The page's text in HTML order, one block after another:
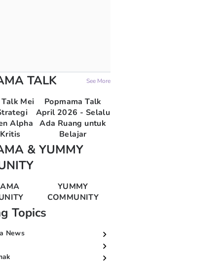
TALK See More
Mei
Alpha
Popmama Talk
April 2026 - Selalu
Ada Ruang untuk
Belajar
& YUMMY
YUMMY
COMMUNITY
Topics
News